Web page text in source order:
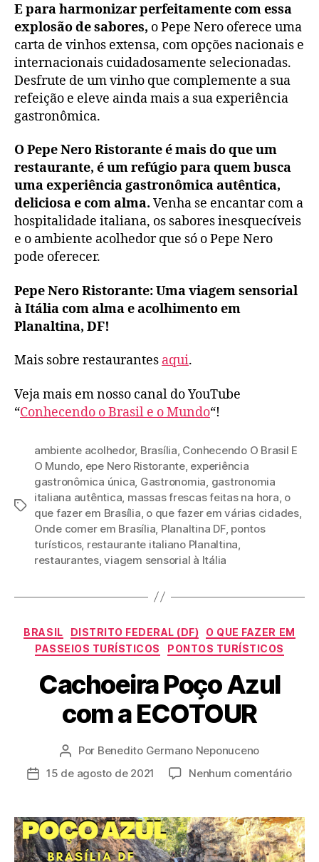
E para harmonizar perfeitamente com essa
explosão de sabores, o Pepe Nero oferece uma
carta de vinhos extensa, com opções nacionais e
internacionais cuidadosamente selecionadas.
Desfrute de um vinho que complemente a sua
refeição e eleve ainda mais a sua experiência
gastronômica.
O Pepe Nero Ristorante é mais do que um
restaurante, é um refúgio para quem busca
uma experiência gastronômica autêntica,
deliciosa e com alma. Venha se encantar com a
hospitalidade italiana, os sabores inesquecíveis
e o ambiente acolhedor que só o Pepe Nero
pode oferecer.
Pepe Nero Ristorante: Uma viagem sensorial
à Itália com alma e acolhimento em
Planaltina, DF!
Mais sobre restaurantes aqui.
Veja mais em nosso canal do YouTube
“Conhecendo o Brasil e o Mundo“!
Tags
ambiente acolhedor, Brasília Conhecendo O Brasil E
O Mundo epe Nero Ristorante, experiência
gastronômica única Gastronomia gastronomia
italiana autêntica massas frescas feitas na hora o
que fazer em Brasília o que fazer em várias cidades,
Onde comer em Brasília Planaltina DF, pontos
turísticos, restaurante italiano Planaltina
restaurantes,viagem sensorial à Itália
Categorias
BRASIL DISTRITO FEDERAL (DF)
O QUE FAZER EM
PASSEIOS TURÍSTICOS
PONTOS TURÍSTICOS
Cachoeira Poço Azul
com a ECOTOUR
Autor
do
post
Por Benedito Germano Neponuceno
Data15 de agosto de 2021 Nenhum comentárioem
Azul
com
a